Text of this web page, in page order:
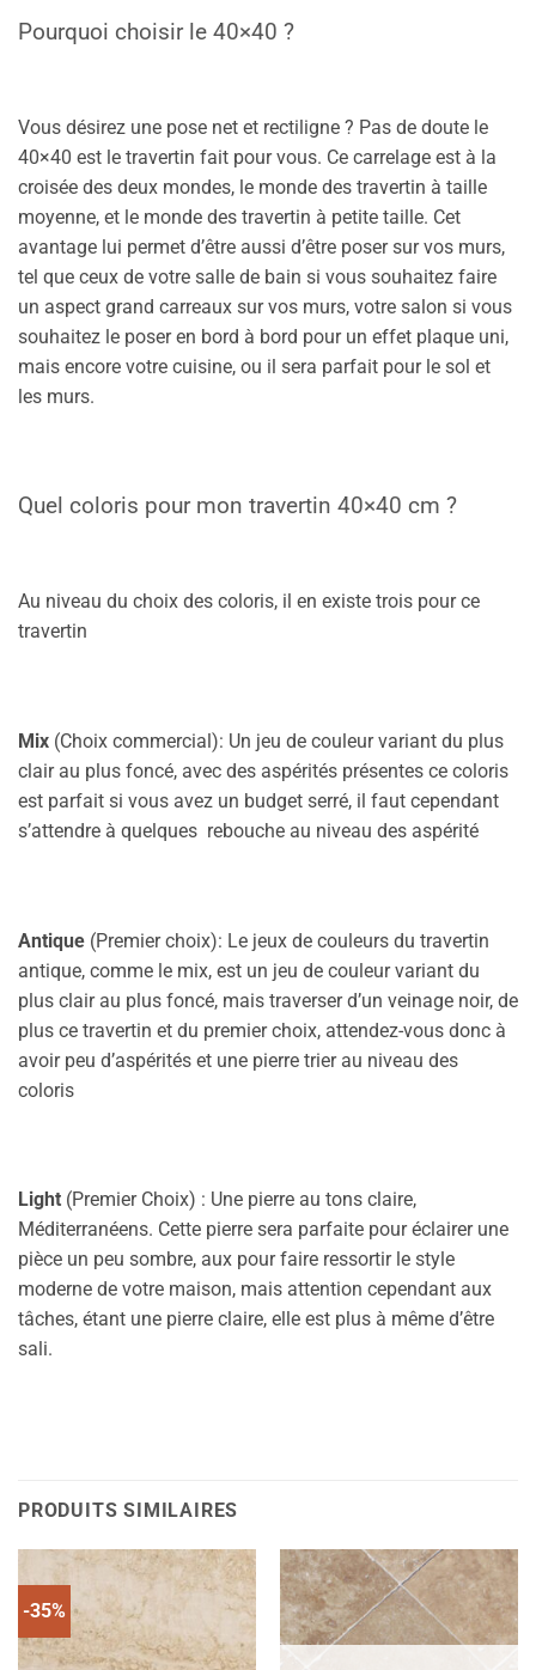
Pourquoi choisir le 40×40 ?
Vous désirez une pose net et rectiligne ? Pas de doute le
40×40 est le travertin fait pour vous. Ce carrelage est à la
croisée des deux mondes, le monde des travertin à taille
moyenne, et le monde des travertin à petite taille. Cet
avantage lui permet d’être aussi d’être poser sur vos murs,
tel que ceux de votre salle de bain si vous souhaitez faire
un aspect grand carreaux sur vos murs, votre salon si vous
souhaitez le poser en bord à bord pour un effet plaque uni,
mais encore votre cuisine, ou il sera parfait pour le sol et
les murs.
Quel coloris pour mon travertin 40×40 cm ?
Au niveau du choix des coloris, il en existe trois pour ce
travertin
Mix (Choix commercial): Un jeu de couleur variant du plus
clair au plus foncé, avec des aspérités présentes ce coloris
est parfait si vous avez un budget serré, il faut cependant
s’attendre à quelques rebouche au niveau des aspérité
Antique (Premier choix): Le jeux de couleurs du travertin
antique, comme le mix, est un jeu de couleur variant du
plus clair au plus foncé, mais traverser d’un veinage noir, de
plus ce travertin et du premier choix, attendez-vous donc à
avoir peu d’aspérités et une pierre trier au niveau des
coloris
Light (Premier Choix) : Une pierre au tons claire,
Méditerranéens. Cette pierre sera parfaite pour éclairer une
pièce un peu sombre, aux pour faire ressortir le style
moderne de votre maison, mais attention cependant aux
tâches, étant une pierre claire, elle est plus à même d’être
sali.
PRODUITS SIMILAIRES
-35%